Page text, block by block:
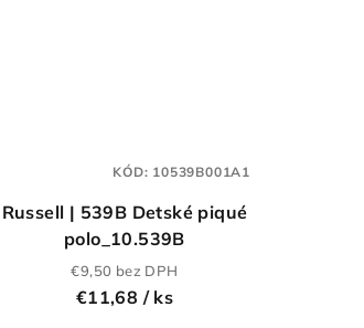
Russell | 539B Detské piqué
polo_10.539B
€9,50 bez DPH
€11,68 / ks
KÓD: 10539B001A1